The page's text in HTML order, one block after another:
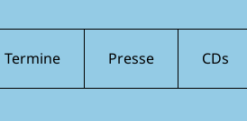
Termine Presse CDs